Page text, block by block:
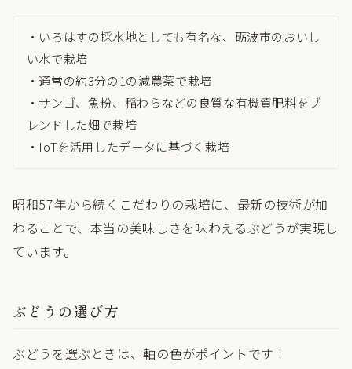
・いろはすの採水地としても有名な、砺波市のおいし
い水で栽培
・通常の約3分の1の減農薬で栽培
・サンゴ、魚粉、稲わらなどの良質な有機質肥料をブ
レンドした畑で栽培
・IoTを活用したデータに基づく栽培
昭和57年から続くこだわりの栽培に、最新の技術が加
わることで、本当の美味しさを味わえるぶどうが実現し
ています。
ぶどうの選び方
ぶどうを選ぶときは、軸の色がポイントです！